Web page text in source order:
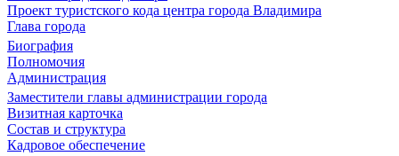
Проект туристского кода центра города Владимира
Глава города
Биография
Полномочия
Администрация
Заместители главы администрации города
Визитная карточка
Состав и структура
Кадровое обеспечение